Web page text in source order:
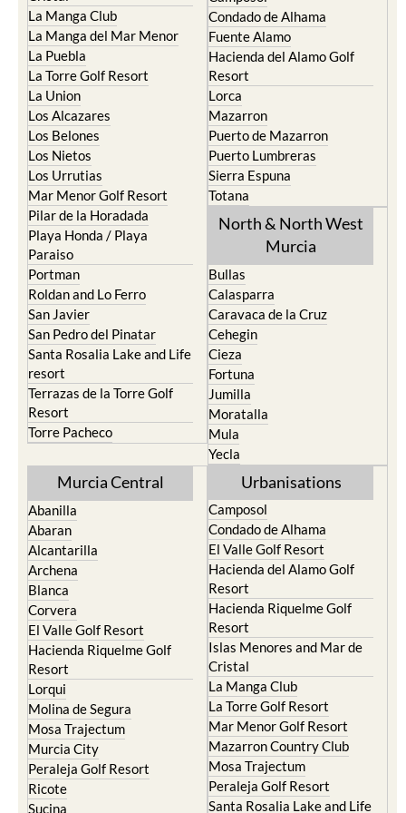
La Manga Club
La Manga del Mar Menor
La Puebla
La Torre Golf Resort
La Union
Los Alcazares
Los Belones
Los Nietos
Los Urrutias
Mar Menor Golf Resort
Pilar de la Horadada
Playa Honda / Playa
Paraiso
Portman
Roldan and Lo Ferro
San Javier
San Pedro del Pinatar
Santa Rosalia Lake and Life
resort
Terrazas de la Torre Golf
Resort
Torre Pacheco
Condado de Alhama
Fuente Alamo
Hacienda del Alamo Golf
Resort
Lorca
Mazarron
Puerto de Mazarron
Puerto Lumbreras
Sierra Espuna
Totana
North & North West
Murcia
Bullas
Calasparra
Caravaca de la Cruz
Cehegin
Cieza
Fortuna
Jumilla
Moratalla
Mula
Yecla
Murcia Central
Abanilla
Abaran
Alcantarilla
Archena
Blanca
Corvera
El Valle Golf Resort
Hacienda Riquelme Golf
Resort
Lorqui
Molina de Segura
Mosa Trajectum
Murcia City
Peraleja Golf Resort
Ricote
Sucina
Urbanisations
Camposol
Condado de Alhama
El Valle Golf Resort
Hacienda del Alamo Golf
Resort
Hacienda Riquelme Golf
Resort
Islas Menores and Mar de
Cristal
La Manga Club
La Torre Golf Resort
Mar Menor Golf Resort
Mazarron Country Club
Mosa Trajectum
Peraleja Golf Resort
Santa Rosalia Lake and Life